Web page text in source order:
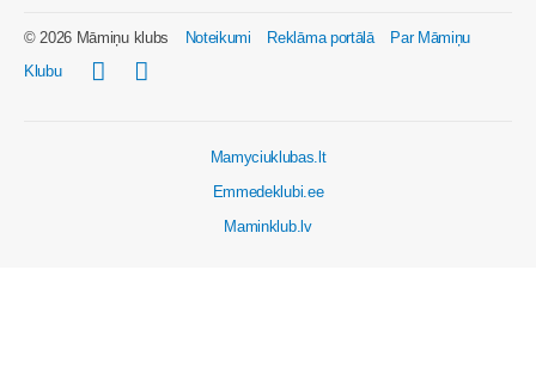
© 2026 Māmiņu klubs Noteikumi Reklāma portālā
Par Māmiņu
Klubu
Mamyciuklubas.lt
Emmedeklubi.ee
Maminklub.lv